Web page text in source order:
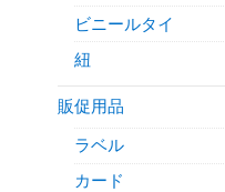
ビニールタイ
紐
販促用品
ラベル
カード